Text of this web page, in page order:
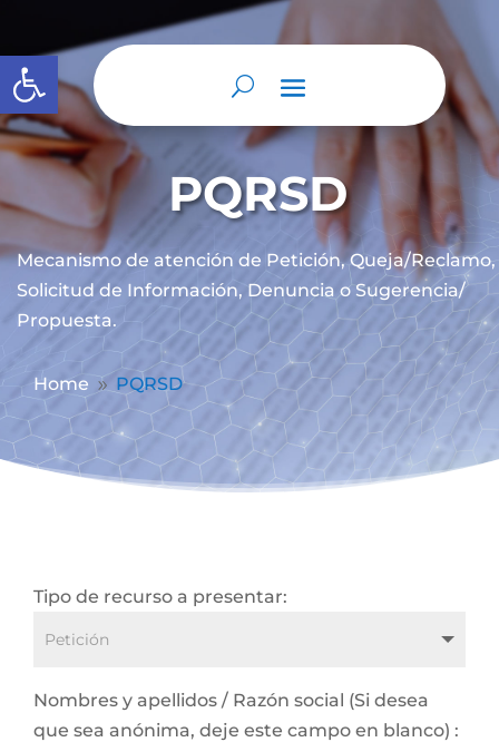
Abrir barra de herramientas
PQRSD
Mecanismo de atención de Petición, Queja/Reclamo,
Solicitud de Información, Denuncia o Sugerencia/
Propuesta.
Home 9 PQRSD
Tipo de recurso a presentar:
Nombres y apellidos / Razón social (Si desea
que sea anónima, deje este campo en blanco) :